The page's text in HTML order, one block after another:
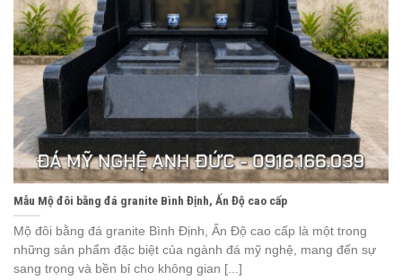
Mẫu Mộ đôi bằng đá granite Bình Định, Ấn Độ cao cấp
Mộ đôi bằng đá granite Bình Định, Ấn Độ cao cấp là một trong
những sản phẩm đặc biệt của ngành đá mỹ nghệ, mang đến sự
sang trọng và bền bỉ cho không gian [...]